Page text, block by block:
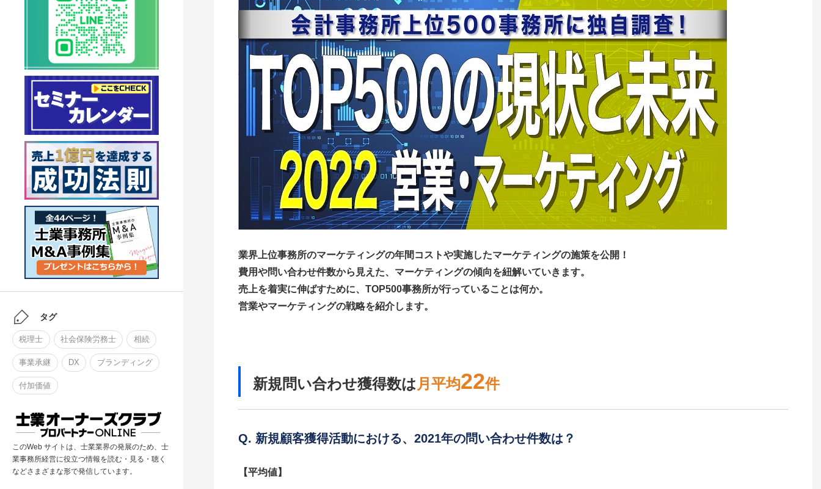
タグ
税理士 社会保険労務士 相続
事業承継 DX ブランディング
付加価値
このWeb サイトは、士業業界の発展のため、士
業事務所経営に役立つ情報を読む・見る・聴く
などさまざまな形で発信しています。
業界上位事務所のマーケティングの年間コストや実施したマーケティングの施策を公開！
費用や問い合わせ件数から見えた、マーケティングの傾向を紐解いていきます。
売上を着実に伸ばすために、TOP500事務所が行っていることは何か。
営業やマーケティングの戦略を紹介します。
新規問い合わせ獲得数は 月平均22件
Q. 新規顧客獲得活動における、2021年の問い合わせ件数は？
【平均値】